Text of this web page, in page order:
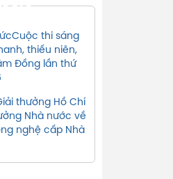
BÁO
thi sáng
thiếu niên,
Đồng lần thứ
thưởng Hồ Chí
Nhà nước về
nghệ cấp Nhà